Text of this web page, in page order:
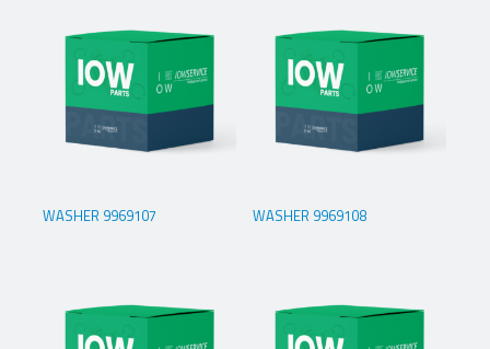
WASHER 9969107 WASHER 9969108